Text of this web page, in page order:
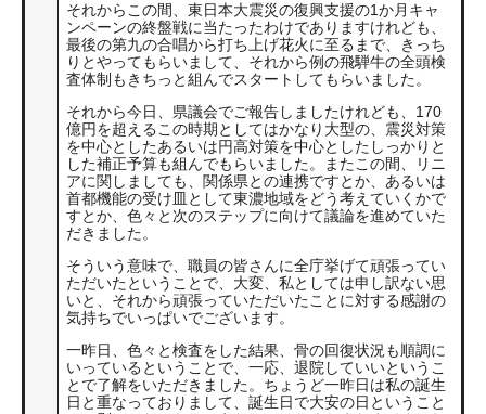
それからこの間、東日本大震災の復興支援の1か月キャ
ンペーンの終盤戦に当たったわけでありますけれども、
最後の第九の合唱から打ち上げ花火に至るまで、きっち
りとやってもらいまして、それから例の飛騨牛の全頭検
査体制もきちっと組んでスタートしてもらいました。
それから今日、県議会でご報告しましたけれども、170
億円を超えるこの時期としてはかなり大型の、震災対策
を中心としたあるいは円高対策を中心としたしっかりと
した補正予算も組んでもらいました。またこの間、リニ
アに関しましても、関係県との連携ですとか、あるいは
首都機能の受け皿として東濃地域をどう考えていくかで
すとか、色々と次のステップに向けて議論を進めていた
だきました。
そういう意味で、職員の皆さんに全庁挙げて頑張ってい
ただいたということで、大変、私としては申し訳ない思
いと、それから頑張っていただいたことに対する感謝の
気持ちでいっぱいでございます。
一昨日、色々と検査をした結果、骨の回復状況も順調に
いっているということで、一応、退院していいというこ
とで了解をいただきました。ちょうど一昨日は私の誕生
日と重なっておりまして、誕生日で大安の日ということ